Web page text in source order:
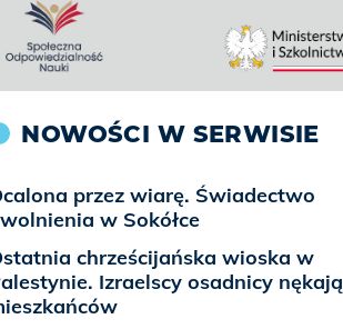
NOWOŚCI W SERWISIE
przez wiarę. Świadectwo
w Sokółce
chrześcijańska wioska w
Izraelscy osadnicy nękają